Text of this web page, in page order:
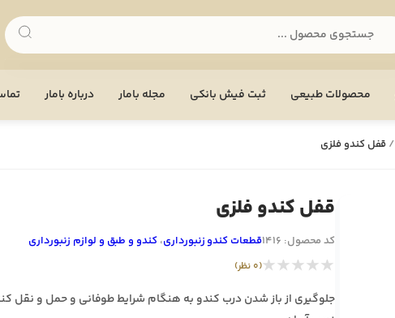
محصولات طبیعی ثبت فیش بانکی مجله بامار درباره بامار
/ قفل کندو فلزی
قفل کندو فلزی
کد محصول: 1416 قطعات کندو زنبورداری، کندو و طبق و لوازم زنبورداری
★★★★★(0 نظر)
جلوگیری از باز شدن درب کندو به هنگام شرایط طوفانی و حمل و نقل